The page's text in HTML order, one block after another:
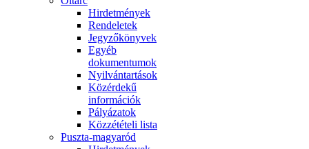
Hirdetmények
Rendeletek
Jegyzőkönyvek
Egyéb
dokumentumok
Nyilvántartások
Közérdekű
információk
Pályázatok
Közzétételi lista
Puszta-magyaród